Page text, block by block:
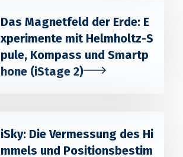
Das Magnetfeld der Erde: E
xperimente mit Helmholtz-S
pule, Kompass und Smartp
hone (iStage 2)
iSky: Die Vermessung des Hi
mmels und Positionsbestim